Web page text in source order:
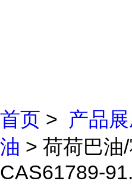
首页 > 产品
油 > 荷荷巴油
CAS61789-